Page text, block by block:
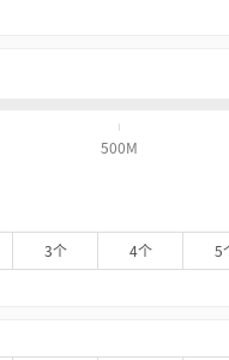
500M
3个 4个 5